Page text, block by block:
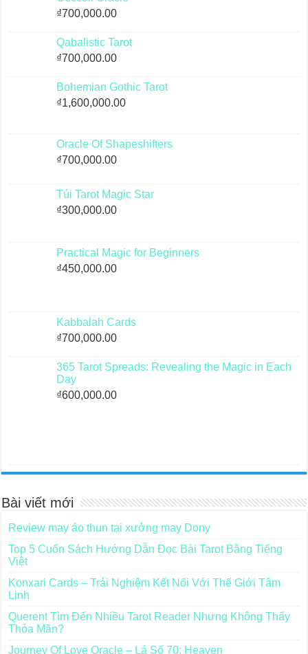
₫700,000.00
Qabalistic Tarot
₫700,000.00
Bohemian Gothic Tarot
₫1,600,000.00
Oracle Of Shapeshifters
₫700,000.00
Túi Tarot Magic Star
₫300,000.00
Practical Magic for Beginners
₫450,000.00
Kabbalah Cards
₫700,000.00
365 Tarot Spreads: Revealing the Magic in Each
Day
₫600,000.00
Bài viết mới
Review may áo thun tại xưởng may Dony
Top 5 Cuốn Sách Hướng Dẫn Đọc Bài Tarot Bằng Tiếng
Việt
Konxari Cards – Trải Nghiệm Kết Nối Với Thế Giới Tâm
Linh
Querent Tìm Đến Nhiều Tarot Reader Nhưng Không Thấy
Thỏa Mãn?
Journey Of Love Oracle – Lá Số 70: Heaven